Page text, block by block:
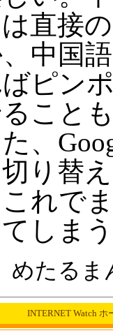
直接
中国
ピン
こと
、
り替
れで
しま
めたるま
INTERNET Watch ホ